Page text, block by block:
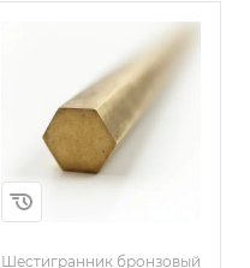
Шестигранник бронзовый
Сплав / Марка стали
БРБ2,5
ГОСТ, ТУ
ГОСТ 15835-2013
Диаметр, мм
10